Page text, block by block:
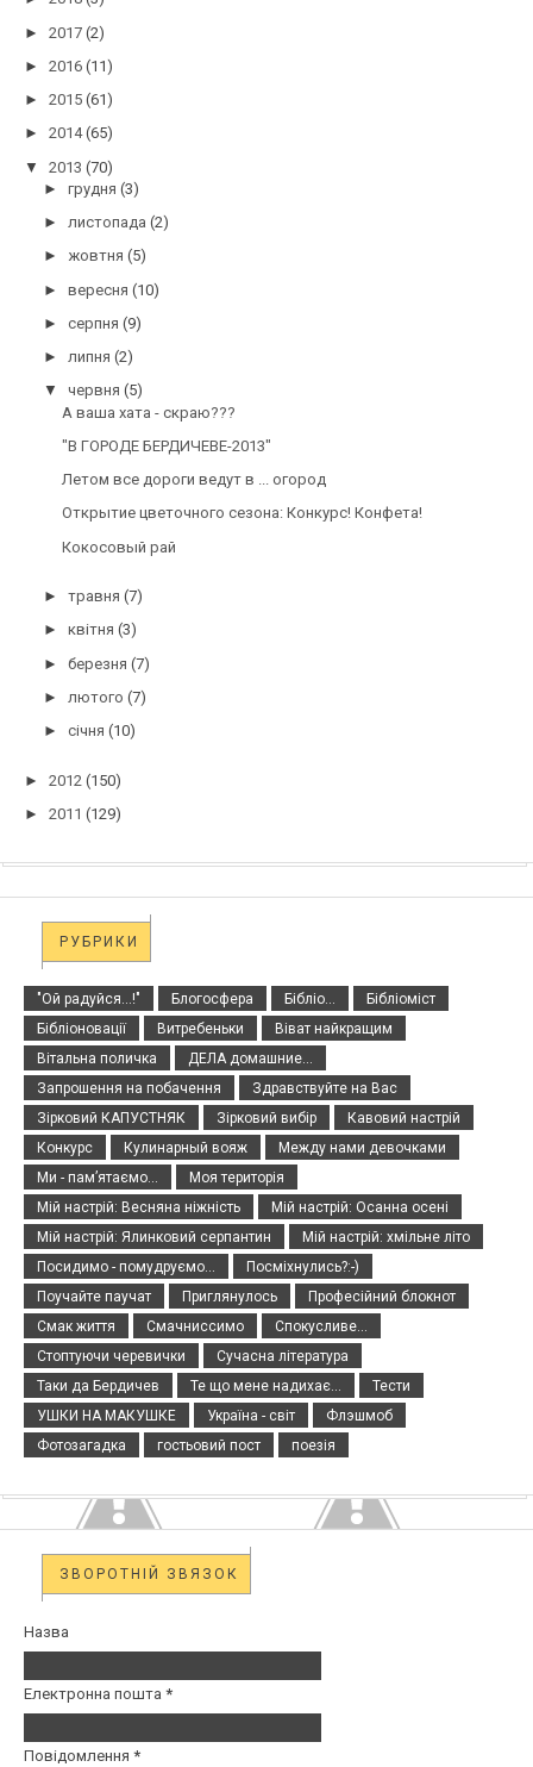
► 2017 (2)
► 2016 (11)
► 2015 (61)
► 2014 (65)
▼
2013 (70)
► грудня (3)
► листопада (2)
► жовтня (5)
► вересня (10)
► серпня (9)
► липня (2)
▼
червня (5)
А ваша хата - скраю???
"В ГОРОДЕ БЕРДИЧЕВЕ-2013"
Летом все дороги ведут в ... огород
Открытие цветочного сезона: Конкурс! Конфета!
Кокосовый рай
► травня (7)
► квітня (3)
► березня (7)
► лютого (7)
► січня (10)
► 2012 (150)
► 2011 (129)
РУБРИКИ
"Ой радуйся...!" Блогосфера Бібліо...
Бібліоміст
Бібліоновації
Витребеньки
Віват найкращим
Вітальна поличка
ДЕЛА домашние...
Запрошення на побачення
Здравствуйте на Вас
Зірковий КАПУСТНЯК
Зірковий вибір
Кавовий настрій
Конкурс
Кулинарный вояж
Между нами девочками
Ми - пам’ятаємо...
Моя територія
Мій настрій: Весняна ніжність
Мій настрій: Осанна осені
Мій настрій: Ялинковий серпантин
Мій настрій: хмільне літо
Посидимо - помудруємо...
Посміхнулись?:-)
Поучайте паучат
Приглянулось
Професійний блокнот
Смак життя
Смачниссимо
Спокусливе...
Стоптуючи черевички
Сучасна література
Таки да Бердичев
Те що мене надихає...
Тести
УШКИ НА МАКУШКЕ
Україна - світ
Флэшмоб
Фотозагадка
гостьовий пост поезія
ЗВОРОТНІЙ ЗВЯЗОК
Назва
Електронна пошта *
Повідомлення *